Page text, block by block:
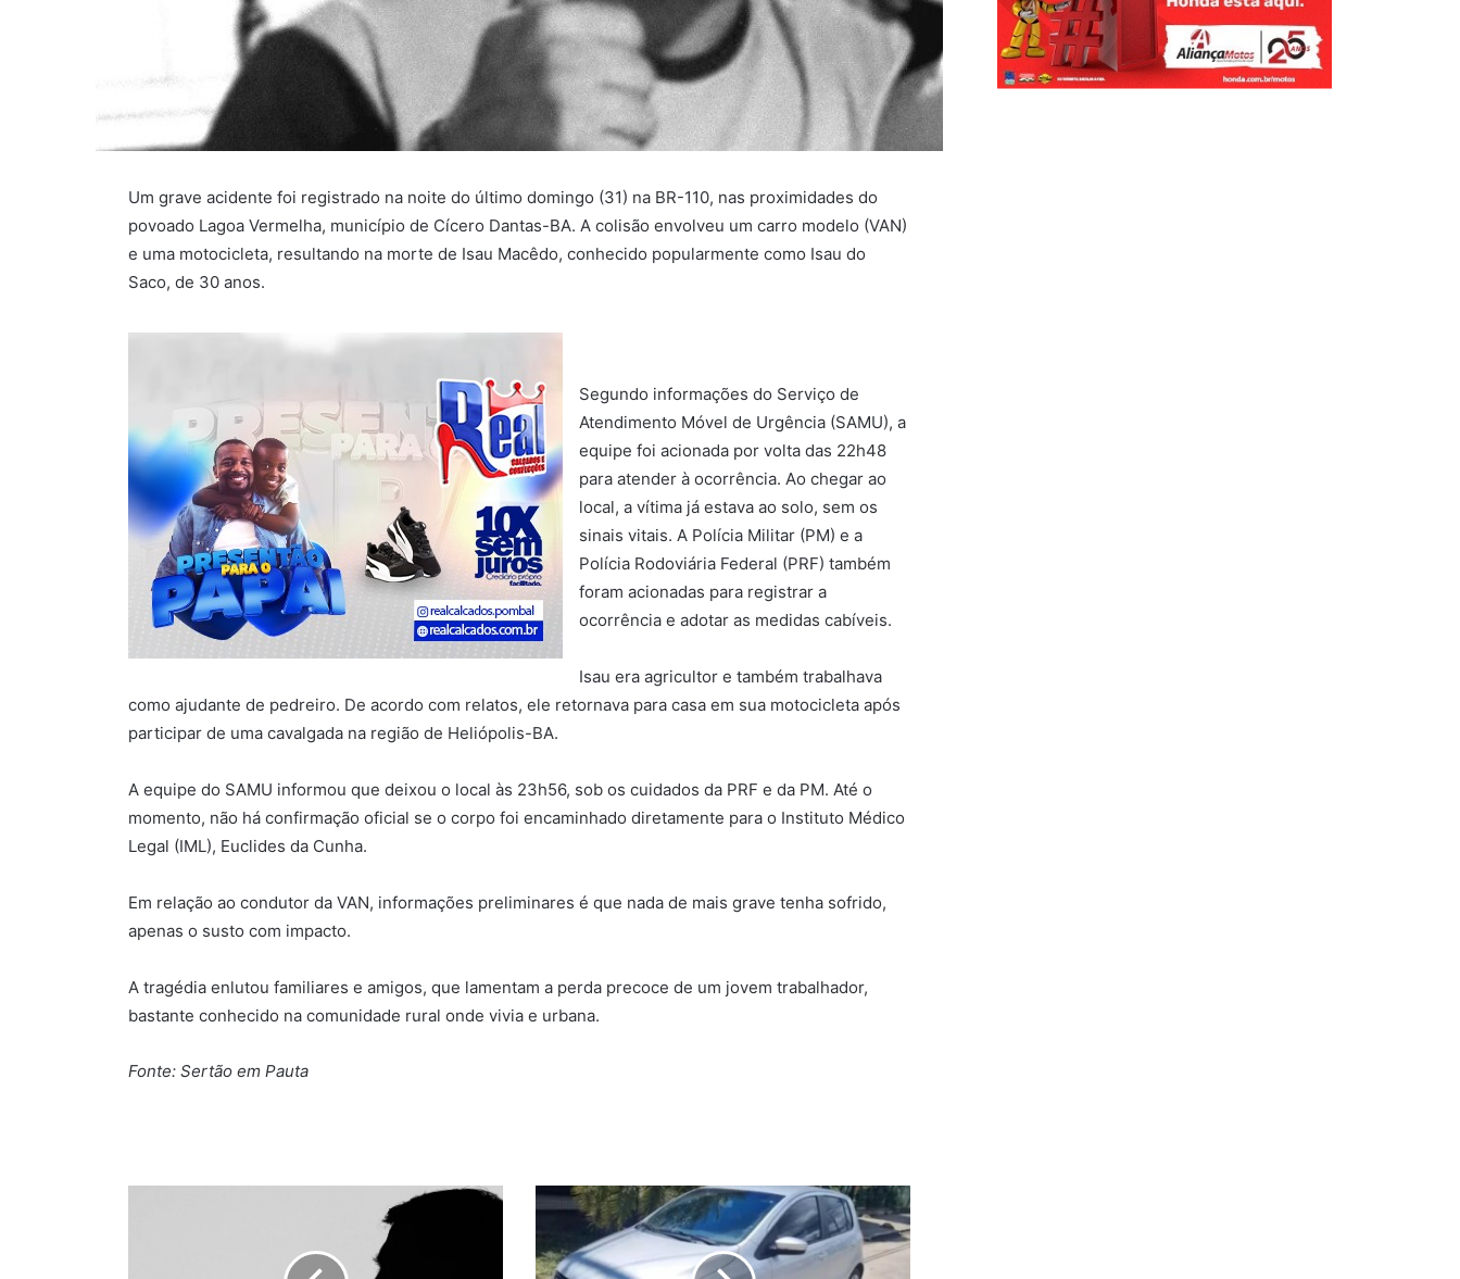
Um grave acidente foi registrado na noite do último domingo (31) na BR-110, nas proximidades do
povoado Lagoa Vermelha, município de Cícero Dantas-BA. A colisão envolveu um carro modelo (VAN)
e uma motocicleta, resultando na morte de Isau Macêdo, conhecido popularmente como Isau do
Saco, de 30 anos.
Segundo informações do Serviço de
Atendimento Móvel de Urgência (SAMU), a
equipe foi acionada por volta das 22h48
para atender à ocorrência. Ao chegar ao
local, a vítima já estava ao solo, sem os
sinais vitais. A Polícia Militar (PM) e a
Polícia Rodoviária Federal (PRF) também
foram acionadas para registrar a
ocorrência e adotar as medidas cabíveis.
Isau era agricultor e também trabalhava
como ajudante de pedreiro. De acordo com relatos, ele retornava para casa em sua motocicleta após
participar de uma cavalgada na região de Heliópolis-BA.
A equipe do SAMU informou que deixou o local às 23h56, sob os cuidados da PRF e da PM. Até o
momento, não há confirmação oficial se o corpo foi encaminhado diretamente para o Instituto Médico
Legal (IML), Euclides da Cunha.
Em relação ao condutor da VAN, informações preliminares é que nada de mais grave tenha sofrido,
apenas o susto com impacto.
A tragédia enlutou familiares e amigos, que lamentam a perda precoce de um jovem trabalhador,
bastante conhecido na comunidade rural onde vivia e urbana.
Fonte: Sertão em Pauta